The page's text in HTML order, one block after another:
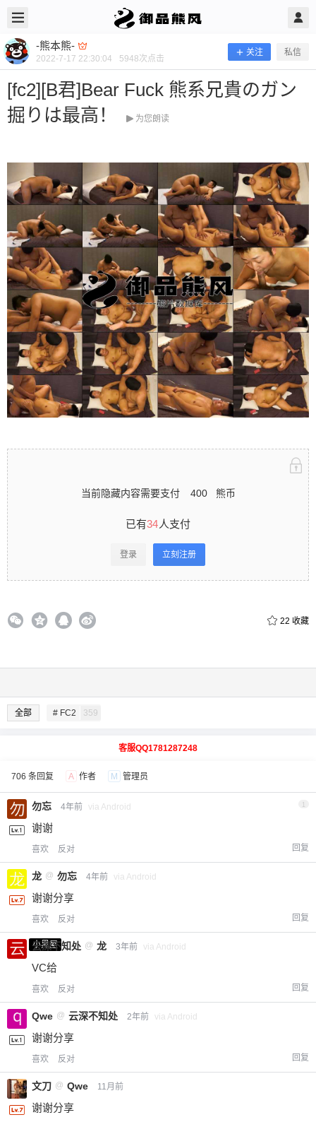
-熊本熊-
2022-7-17 22:30:04 5948次点击
关注 私信
[fc2][B君]Bear Fuck 熊系兄貴のガン
掘りは最高！
为您朗读
当前隐藏内容需要支付 400 熊币
已有34人支付
登录 立刻注册
22 收藏
全部 # FC2 359
-熊本熊- @ 御品熊风 2022/7/17
[fc2][B君]Bear Fuck 熊系兄貴のガン掘
りは最高！
当前隐藏内容需要支付400熊币 已有34人支付 登录
立刻注册 0 收藏
客服QQ1781287248
706 条回复 A 作者 M 管理员
勿忘 4年前 via Android 1
谢谢
喜欢 反对 回复
龙 @ 勿忘 4年前 via Android
谢谢分享
喜欢 反对 回复
小黑屋
云深不知处 @ 龙 3年前 via Android
VC给
喜欢 反对 回复
Qwe @ 云深不知处 2年前 via Android
谢谢分享
喜欢 反对 回复
文刀 @ Qwe 11月前
谢谢分享